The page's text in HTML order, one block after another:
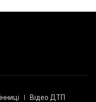
Відео ДТП